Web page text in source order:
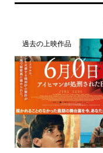
過去の上映作品